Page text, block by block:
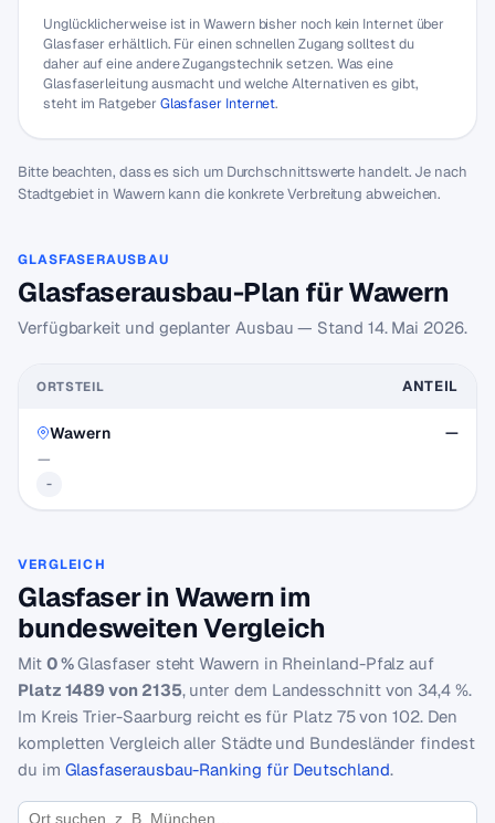
Unglücklicherweise ist in Wawern bisher noch kein Internet über
Glasfaser erhältlich. Für einen schnellen Zugang solltest du
daher auf eine andere Zugangstechnik setzen. Was eine
Glasfaserleitung ausmacht und welche Alternativen es gibt,
steht im Ratgeber Glasfaser Internet.
Bitte beachten, dass es sich um Durchschnittswerte handelt. Je nach
Stadtgebiet in Wawern kann die konkrete Verbreitung abweichen.
GLASFASERAUSBAU
Glasfaserausbau-Plan für Wawern
Verfügbarkeit und geplanter Ausbau — Stand 14. Mai 2026.
ORTSTEIL ANTEIL
Wawern
-
—
—
VERGLEICH
Glasfaser in Wawern im
bundesweiten Vergleich
Mit 0 %Glasfaser steht Wawern in Rheinland-Pfalz auf
Platz 1489 von 2135, unter dem Landesschnitt von 34,4 %.
Im Kreis Trier-Saarburg reicht es für Platz 75 von 102. Den
kompletten Vergleich aller Städte und Bundesländer findest
du im Glasfaserausbau-Ranking für Deutschland.